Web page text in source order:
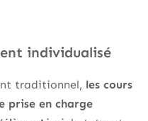
individualisé
traditionnel, les cours
prise en charge